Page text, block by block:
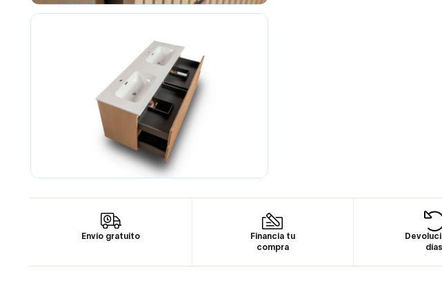
Envío gratuito
Financia tu
compra
días